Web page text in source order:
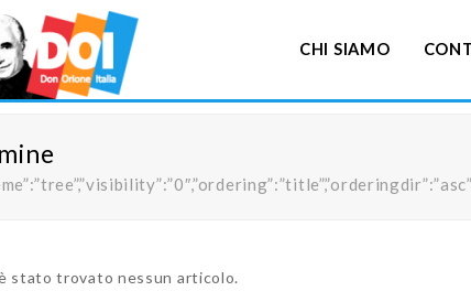
CHI SIAMO
stato trovato nessun articolo.